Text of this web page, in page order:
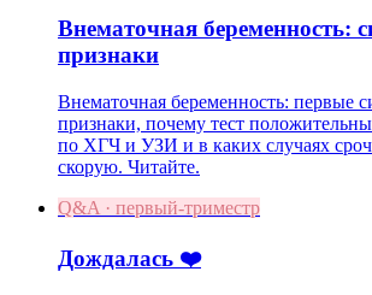
Внематочная беременность:
признаки
Внематочная беременность: первые
признаки, почему тест
по ХГЧ и УЗИ и в каких случаях
скорую. Читайте.
Q&A · первый-триместр
Дождалась ❤️